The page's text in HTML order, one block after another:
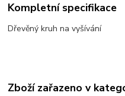
Kompletní specifikace
Dřevěný kruh na vyšívání
Zboží zařazeno v